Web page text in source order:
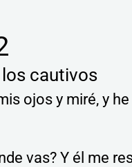
cautivos
ojos y miré, y
vas? Y él me